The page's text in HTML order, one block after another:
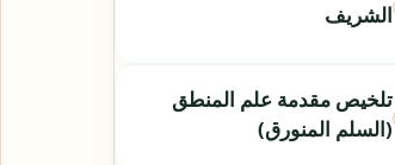
الشريف
تلخيص مقدمة علم المنطق
(السلم المنورق)